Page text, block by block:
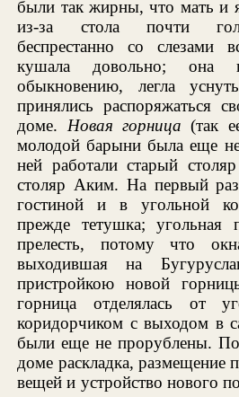
были так жирны, что мать и я
из-за стола почти
беспрестанно со слезами
кушала довольно; она
обыкновению, легла
принялись распоряжаться
доме. Новая горница (так
молодой барыни была еще
ней работали старый
столяр Аким. На первый
гостиной и в угольной
прежде тетушка; угольная
прелесть, потому что
выходившая на
пристройкою новой
горница отделялась от
коридорчиком с выходом в
были еще не прорублены.
доме раскладка, размещение
вещей и устройство нового